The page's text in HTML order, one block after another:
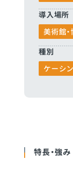
導入場所
美術館
種別
ケーシ
特長・強み